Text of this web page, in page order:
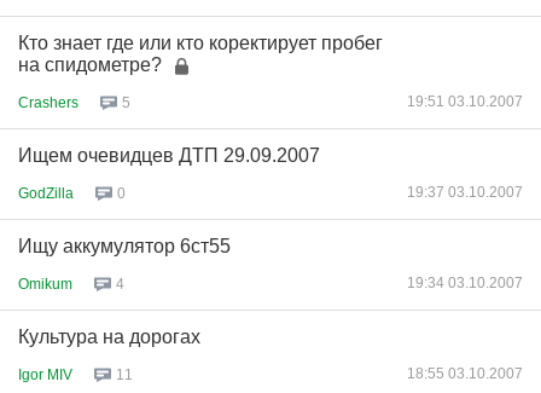
Кто знает где или кто коректирует пробег
на спидометре?
Crashers 5 19:51 03.10.2007
Ищем очевидцев ДТП 29.09.2007
GodZilla 0 19:37 03.10.2007
Ищу аккумулятор 6ст55
Omikum 4 19:34 03.10.2007
Культура на дорогах
Igor MIV 11 18:55 03.10.2007